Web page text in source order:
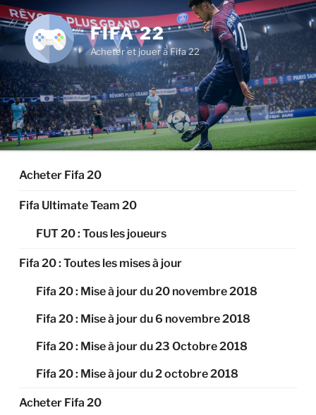
Aller
au
contenu
principal
FIFA 22
Acheter et jouer à Fifa 22
Acheter Fifa 20
Fifa Ultimate Team 20
FUT 20 : Tous les joueurs
Fifa 20 : Toutes les mises à jour
Fifa 20 : Mise à jour du 20 novembre 2018
Fifa 20 : Mise à jour du 6 novembre 2018
Fifa 20 : Mise à jour du 23 Octobre 2018
Fifa 20 : Mise à jour du 2 octobre 2018
Acheter Fifa 20